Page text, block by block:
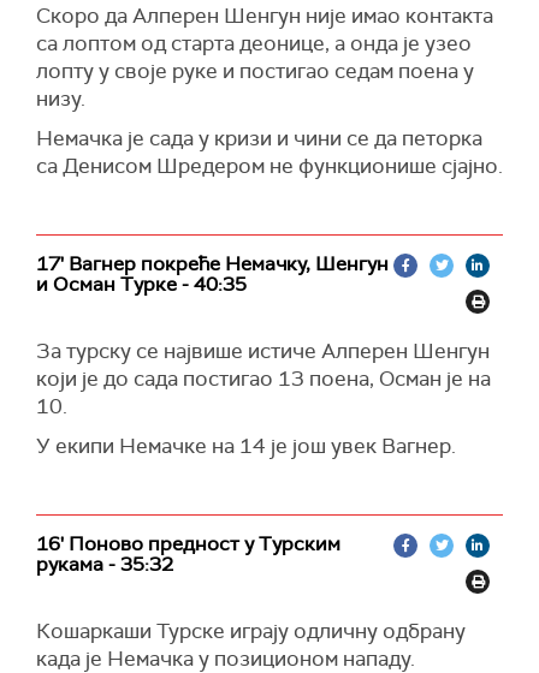
Скоро да Алперен Шенгун није имао контакта
са лоптом од старта деонице, а онда је узео
лопту у своје руке и постигао седам поена у
низу.
Немачка је сада у кризи и чини се да петорка
са Денисом Шредером не функционише сјајно.
17' Вагнер покреће Немачку, Шенгун
и Осман Турке - 40:35
За турску се највише истиче Алперен Шенгун
који је до сада постигао 13 поена, Осман је на
10.
У екипи Немачке на 14 је још увек Вагнер.
16' Поново предност у Турским
рукама - 35:32
Кошаркаши Турске играју одличну одбрану
када је Немачка у позиционом нападу.